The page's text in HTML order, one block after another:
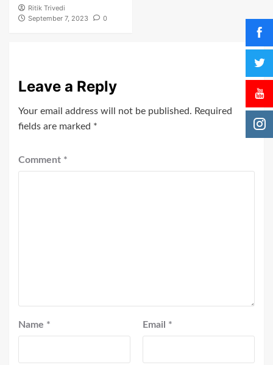
Ritik Trivedi
September 7, 2023
0
Leave a Reply
Your email address will not be published. Required
fields are marked *
Comment *
Name * Email *